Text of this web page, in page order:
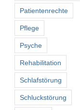
Patientenrechte
Pflege
Psyche
Rehabilitation
Schlafstörung
Schluckstörung